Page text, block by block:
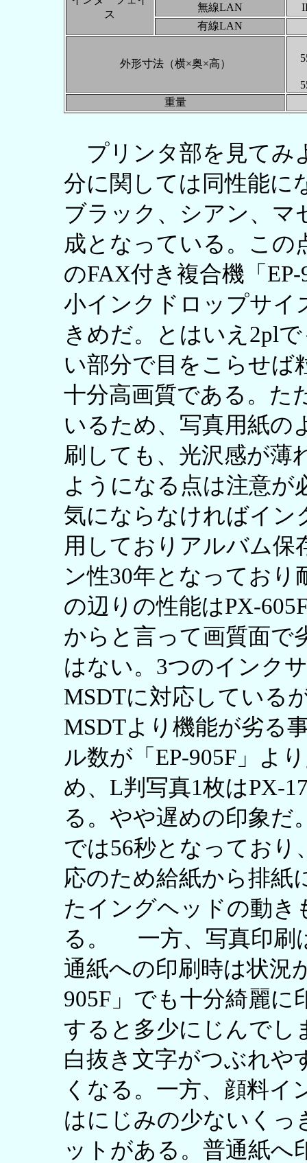
ス
無線LAN
有線LAN
外形寸法（横×奥×高）
重量
プリンタ部を見てみ
分に関しては同性能に
ブラック、シアン、マ
成となっている。この
のFAX付き複合機「
小インクドロップサイ
きめだ。とはいえ2pl
い部分で目をこらせば
十分高画質である。た
いるため、写真用紙の
刷しても、光沢感が薄
ようになる点は注意が
気にならなければイン
用しておりアルバム保
ン性30年となってお
の辺りの性能はPX-
からと言って画質面で
はない。3つのインク
MSDTに対応している
MSDTより機能が劣る
ル数が「EP-905F」よ
め、L判写真1枚はPX-
る。やや遅めの印象だ
では56秒となっており
応のため給紙から排紙
たイングヘッドの動き
る。 一方、写真印刷
通紙への印刷時は状況
905F」でも十分綺麗
すると多少にじんでし
白抜き文字がつぶれや
くなる。一方、顔料イ
はにじみの少ないくっ
ットがある。普通紙へ